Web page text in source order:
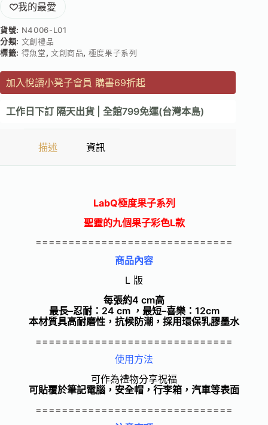
我的最愛
貨號: N4006-L01
分類: 文創禮品
標籤: 得魚堂, 文創商品, 極度果子系列
加入悅讀小凳子會員 購書69折起
工作日下訂 隔天出貨 | 全館799免運(台灣本島)
描述 資訊
LabQ極度果子系列
聖靈的九個果子彩色L款
==============================
商品內容
L 版
每張約4 cm高
最長–忍耐：24 cm ，最短–喜樂：12cm
本材質具高耐磨性，抗候防潮，採用環保乳膠墨水
==============================
使用方法
可作為禮物分享祝福
可貼覆於筆記電腦，安全帽，行李箱，汽車等表面
==============================